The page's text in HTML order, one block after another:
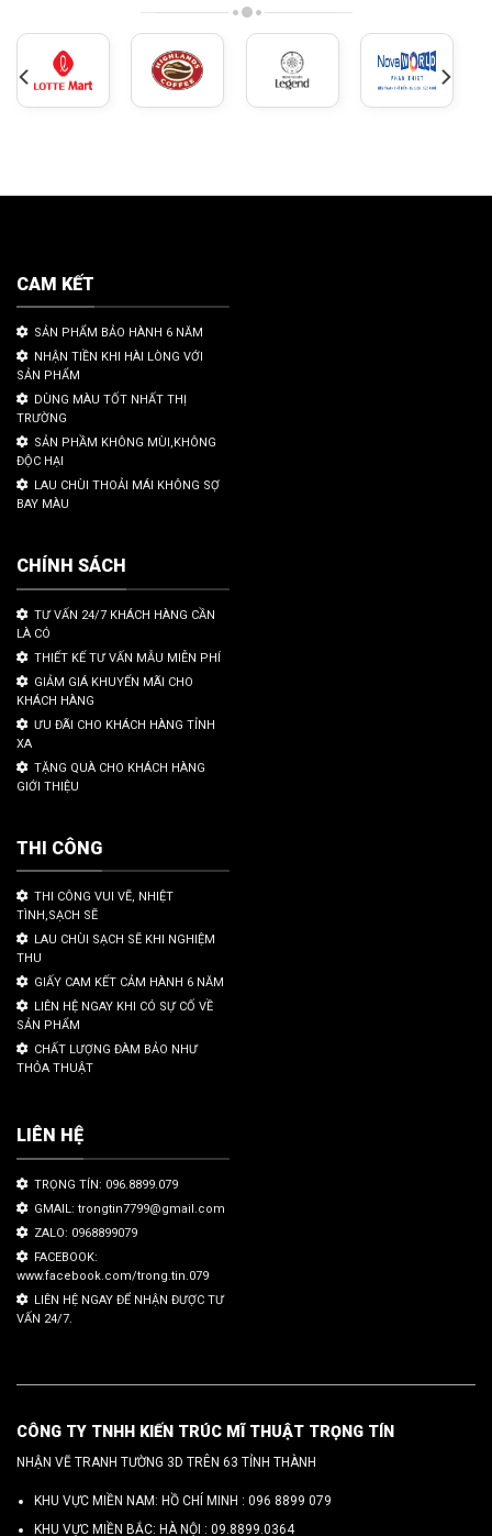
CAM KẾT
SẢN PHẨM BẢO HÀNH 6 NĂM
NHẬN TIỀN KHI HÀI LÒNG VỚI
SẢN PHẨM
DÙNG MÀU TỐT NHẤT THỊ
TRƯỜNG
SẢN PHẦM KHÔNG MÙI,KHÔNG
ĐỘC HẠI
LAU CHÙI THOẢI MÁI KHÔNG SỢ
BAY MÀU
CHÍNH SÁCH
TƯ VẤN 24/7 KHÁCH HÀNG CẦN
LÀ CÓ
THIẾT KẾ TƯ VẤN MẪU MIỄN PHÍ
GIẢM GIÁ KHUYẾN MÃI CHO
KHÁCH HÀNG
ƯU ĐÃI CHO KHÁCH HÀNG TỈNH
XA
TẶNG QUÀ CHO KHÁCH HÀNG
GIỚI THIỆU
THI CÔNG
THI CÔNG VUI VẼ, NHIỆT
TÌNH,SẠCH SẼ
LAU CHÙI SẠCH SẼ KHI NGHIỆM
THU
GIẤY CAM KẾT CẢM HÀNH 6 NĂM
LIÊN HỆ NGAY KHI CÓ SỰ CỐ VỀ
SẢN PHẨM
CHẤT LƯỢNG ĐÀM BẢO NHƯ
THỎA THUẬT
LIÊN HỆ
TRỌNG TÍN: 096.8899.079
GMAIL: trongtin7799@gmail.com
ZALO: 0968899079
FACEBOOK:
www.facebook.com/trong.tin.079
LIÊN HỆ NGAY ĐỂ NHẬN ĐƯỢC TƯ
VẤN 24/7.
CÔNG TY TNHH KIẾN TRÚC MĨ THUẬT TRỌNG TÍN
NHẬN VẼ TRANH TƯỜNG 3D TRÊN 63 TỈNH THÀNH
KHU VỰC MIỀN NAM: HỒ CHÍ MINH : 096 8899 079
KHU VỰC MIỀN BẮC: HÀ NỘI : 09.8899.0364